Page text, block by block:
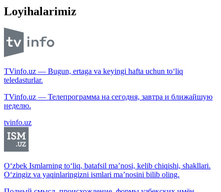
Loyihalarimiz
TVinfo.uz — Bugun, ertaga va keyingi hafta uchun to‘liq
teledasturlar.
TVinfo.uz — Телепрограмма на сегодня, завтра и ближайшую
неделю.
tvinfo.uz
O‘zbek Ismlarning to‘liq, batafsil ma’nosi, kelib chiqishi, shakllari.
O‘zingiz va yaqinlaringizni ismlari ma’nosini bilib oling.